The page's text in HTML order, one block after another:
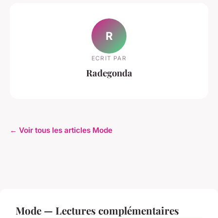
R
ECRIT PAR
Radegonda
← Voir tous les articles Mode
Mode — Lectures complémentaires